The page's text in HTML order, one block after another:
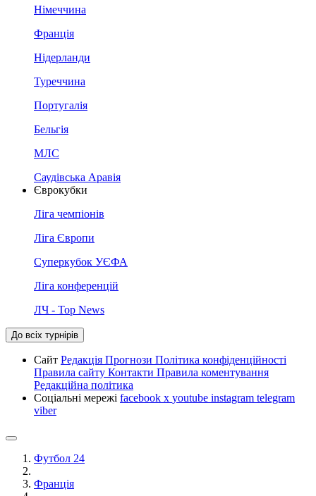
Німеччина
Франція
Нідерланди
Туреччина
Португалія
Бельгія
МЛС
Саудівська Аравія
Єврокубки
Ліга чемпіонів
Ліга Європи
Суперкубок УЄФА
Ліга конференцій
ЛЧ - Top News
До всіх турнірів
Сайт Редакція Прогнози Політика конфіденційності
Правила сайту Контакти Правила коментування
Редакційна політика
Соціальні мережі facebook x youtube instagram telegram
viber
Футбол 24
Франція